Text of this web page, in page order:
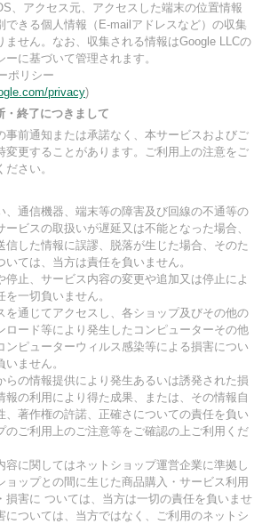
、アクセス元、アクセスした端末の位置情報
できる個人情報（E-mailアドレスなど）の収集
ません。なお、収集される情報はGoogle LLCの
に基づいて管理されます。
ポリシー
privacy)
・終了につきまして
事前通知または承諾なく、本サービスおよびご
変更することがあります。ご利用上の注意をご
さい。
、通信機器、端末等の障害及び回線の不通等の
ービスの取扱いが遅延又は不能となった場合、
信した情報に誤謬、脱落が生じた場合、そのた
ては、当方は責任を負いません。
停止、サービス内容の変更や追加又は停止によ
一切負いません。
を通じてアクセスし、各ショップ及びその他の
ロード等により発生したコンピューターその他
ンピューターウィルス感染等による損害につい
ません。
らの情報提供により発生あるいは誘発された損
報の利用により得た成果、または、その情報自
、著作権の許諾、正確さについての責任を負い
のご利用上のご注意等をご確認の上ご利用くだ
容に関してはネットショップ運営企業に準拠し
ョップとの間に生じた商品購入・サービス利用
損害に ついては、当方は一切の責任を負いませ
については、当方ではなく、ご利用のネットシ